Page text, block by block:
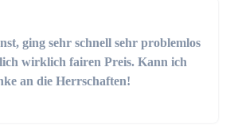
ging sehr schnell sehr problemlos
wirklich fairen Preis. Kann ich
an die Herrschaften!